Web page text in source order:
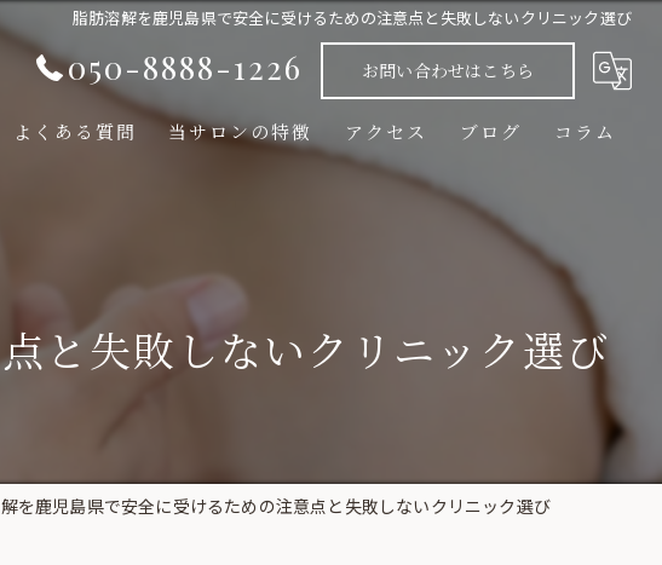
脂肪溶解を鹿児島県で安全に受けるための注意点と失敗しないクリニック選び
050-8888-1226 お問い合わせはこちら
よくある質問 当サロンの特徴
ヒト幹細胞エクソソーム化粧品/フェムケア商品
光フェイシャル
アクセス ブログ コラム
と失敗しないクリニック選び
を鹿児島県で安全に受けるための注意点と失敗しないクリニック選び